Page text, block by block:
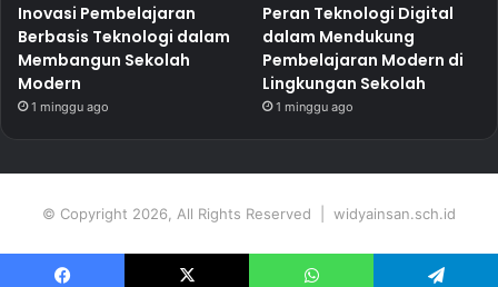
Inovasi Pembelajaran
Berbasis Teknologi dalam
Membangun Sekolah
Modern
1 minggu ago
Peran Teknologi Digital
dalam Mendukung
Pembelajaran Modern di
Lingkungan Sekolah
1 minggu ago
© Copyright 2026, All Rights Reserved | widyainsan.sch.id